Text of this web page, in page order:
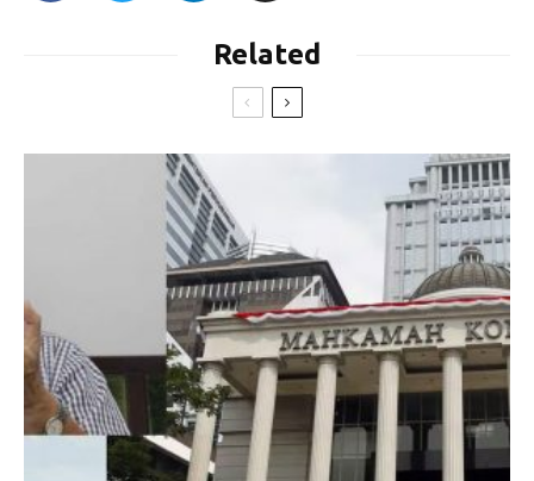
Related